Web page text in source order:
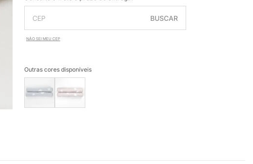
BUSCAR
NÃO SEI MEU CEP
Outras cores disponíveis